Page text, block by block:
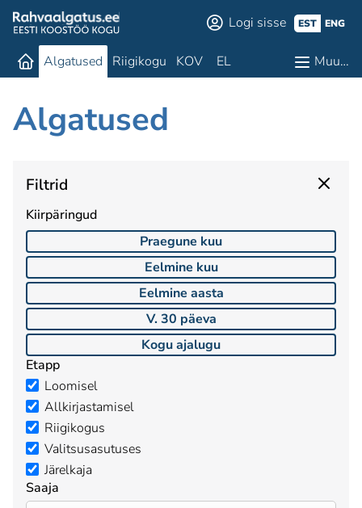
Logi sisse EST ENG
Algatused Riigikogu KOV EL Muu…
Algatused
Filtrid
Kiirpäringud
Praegune kuu
Eelmine kuu
Eelmine aasta
V. 30 päeva
Kogu ajalugu
Etapp
Loomisel
Allkirjastamisel
Riigikogus
Valitsusasutuses
Järelkaja
Saaja